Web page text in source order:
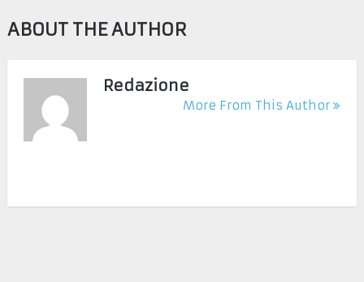
ABOUT THE AUTHOR
Redazione
More From This Author